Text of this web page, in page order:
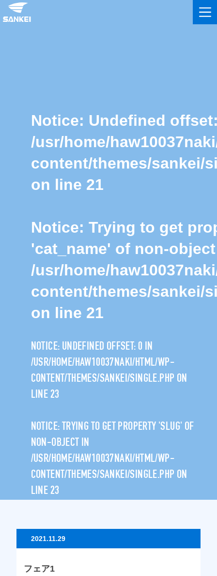
Notice: Undefined
/usr/home/
content/themes/sankei/
on line 21
Notice: Trying to get
'cat_name' of non-
/usr/home/
content/themes/sankei/
on line 21
NOTICE: UNDEFINED OFFSET: 0 IN
/USR/HOME/HAW10037NAKI/HTML/WP-
CONTENT/THEMES/SANKEI/SINGLE.PHP ON
LINE 23
NOTICE: TRYING TO GET PROPERTY 'SLUG' OF
NON-OBJECT IN
/USR/HOME/HAW10037NAKI/HTML/WP-
CONTENT/THEMES/SANKEI/SINGLE.PHP ON
LINE 23
2021.11.29
フェア1